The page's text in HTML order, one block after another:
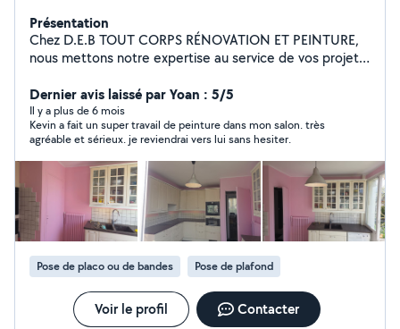
Présentation
Chez D.E.B TOUT CORPS RÉNOVATION ET PEINTURE,
nous mettons notre expertise au service de vos projets
en rénovation et peinture, nous garantissons un travail
soigné, des finitions de qualité et le respect des délais.
À l'écoute de vos besoins, nous proposons des solutions
personnalisées, durables et adaptées à votre budget.
Votre satisfaction est notre priorité. Devis gratuit et
sans engagement.
Dernier avis laissé par Yoan : 5/5
Il y a plus de 6 mois
Kevin a fait un super travail de peinture dans mon salon. très
agréable et sérieux. je reviendrai vers lui sans hesiter.
Pose de placo ou de bandes Pose de plafond
Voir le profil Contacter